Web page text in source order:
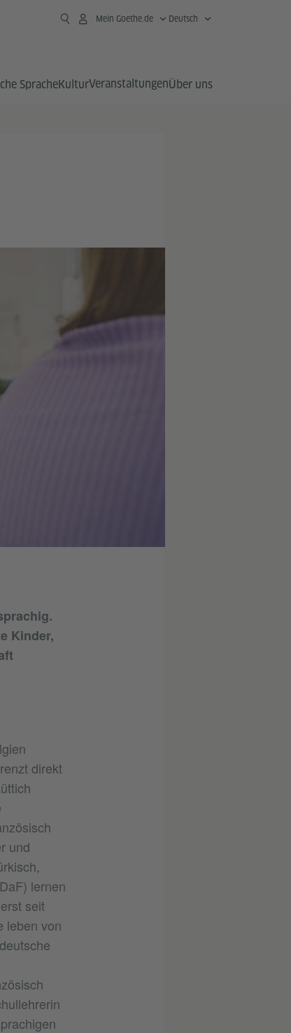
Mein Goethe.de Deutsch
SpracheKulturVeranstaltungenÜber uns
Kinder,
direkt
und
lernen
seit
leben von